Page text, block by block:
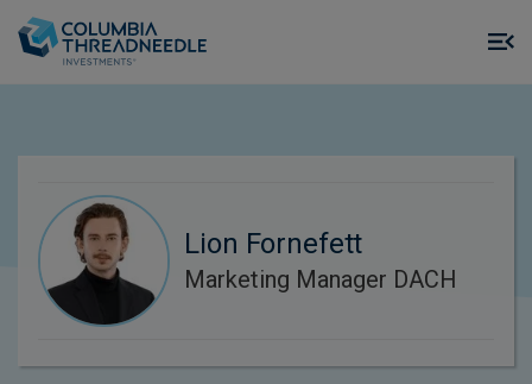
Lion Fornefett
Marketing Manager DACH